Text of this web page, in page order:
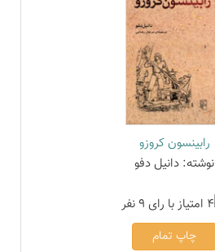
رابینسون کروزو
نوشته: دانیل دفو
چاپ تمام